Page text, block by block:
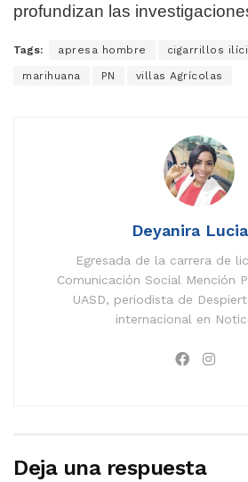
profundizan las
Tags: apresa hombre cigarrillos
marihuana PN villas Agrícolas
Deyanira
Egresada de la carrera de
Comunicación Social Mención
UASD, periodista de
internacional en
Deja una respuesta